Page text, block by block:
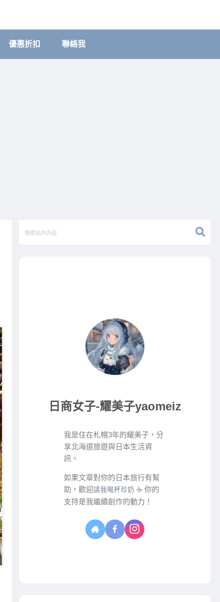
優惠折扣 聯絡我
日商女子-耀美子yaomeiz
我是住在札幌3年的耀美子，分
享北海道旅遊與日本生活資
訊。
如果文章對你的日本旅行有幫
助，歡迎請我喝杯珍奶 ☕ 你的
支持是我繼續創作的動力！